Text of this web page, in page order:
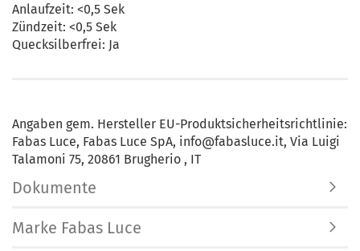
Anlaufzeit: <0,5 Sek
Zündzeit: <0,5 Sek
Quecksilberfrei: Ja
Angaben gem. Hersteller EU-Produktsicherheitsrichtlinie:
Fabas Luce, Fabas Luce SpA, info@fabasluce.it, Via Luigi
Talamoni 75, 20861 Brugherio , IT
Dokumente
Marke Fabas Luce